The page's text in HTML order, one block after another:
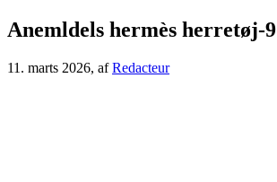
Anemldels hermès herretøj-9
11. marts 2026, afRedacteur